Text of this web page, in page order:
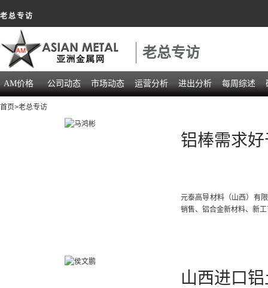
老总专访
老总专访
AM价格 公司动态 市场动态 运营分析 进出分析 每周综述
首页>老总专访
铝棒需求
元泰高导材料（山西）有
销售、铝合金新材料、新
山西进口